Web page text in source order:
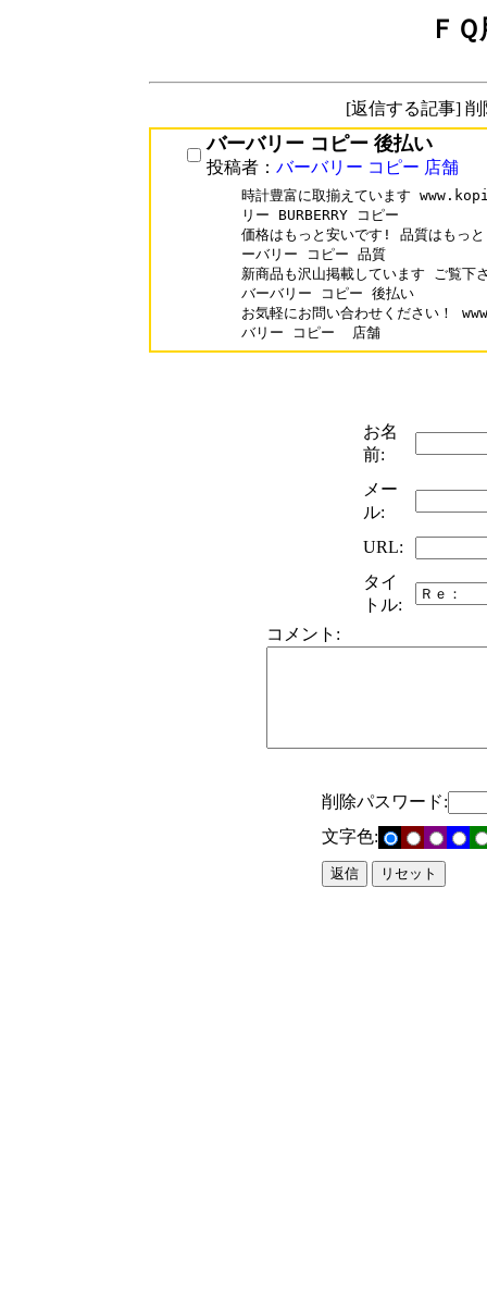
Ｆ
[返信する記事]
バーバリー コピー 後払い
投稿者： バーバリー コピー 店舗
時計豊富に取揃えています
リー BURBERRY コピー
価格はもっと安いです! 品質はも
ーバリー コピー 品質
新商品も沢山掲載しています ご
バーバリー コピー 後払い
お気軽にお問い合わせください！
お名
前:
メー
ル:
URL:
タイ
トル:
コメント:
削除パスワード:
文字色: